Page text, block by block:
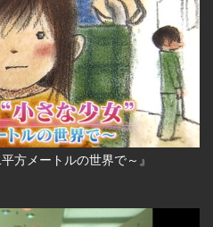
方メートルの世界で～』